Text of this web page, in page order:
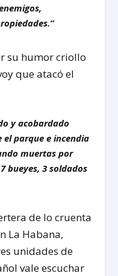
su humor criollo
que atacó el
y acobardado
el parque e incendia
muertas por
bueyes, 3 soldados
de lo cruenta
La Habana,
unidades de
vale escuchar